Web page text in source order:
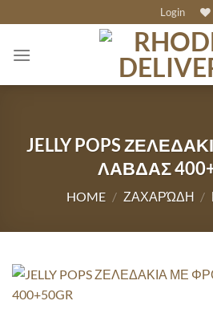
to
content
Login
JELLY POPS
ΛΑΒΔΑΣ
HOME / ΖΑΧΑΡΏΔΗ /